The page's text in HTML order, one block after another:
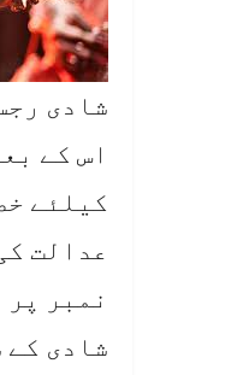
شادی
اس کے
کیلئے
عدالت
نمبر
شادی کے